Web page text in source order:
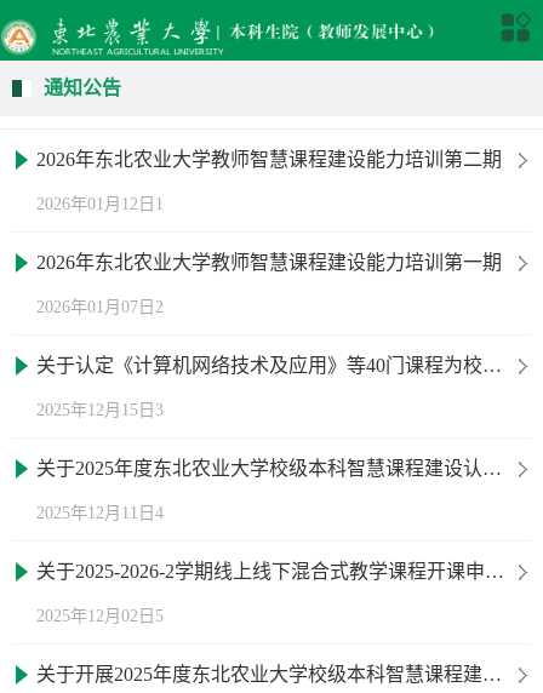
通知公告
2026年东北农业大学教师智慧课程建设能力培训第二期
2026年01月12日1
2026年东北农业大学教师智慧课程建设能力培训第一期
2026年01月07日2
关于认定《计算机网络技术及应用》等40门课程为校级线上一流本科课程的通知
2025年12月15日3
关于2025年度东北农业大学校级本科智慧课程建设认定结果及立项项目公布的通知
2025年12月11日4
关于2025-2026-2学期线上线下混合式教学课程开课申请的通知
2025年12月02日5
关于开展2025年度东北农业大学校级本科智慧课程建设立项工作的通知